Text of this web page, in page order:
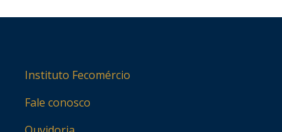
Instituto Fecomércio
Fale conosco